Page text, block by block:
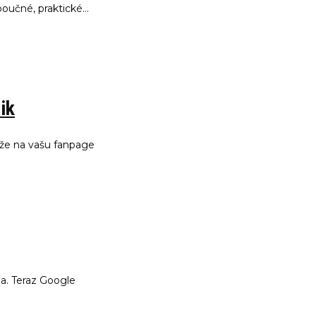
praktické…
na vašu fanpage
Teraz Google